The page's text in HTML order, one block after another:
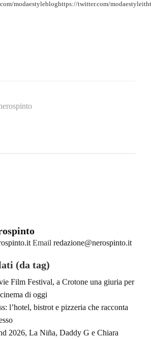
modaestylebloghttps://twitter.com/
Email redazione@nerospinto.it
(da tag)
Film Festival, a Crotone una giuria per
di oggi
l’hotel, bistrot e pizzeria che racconta
2026, La Niña, Daddy G e Chiara